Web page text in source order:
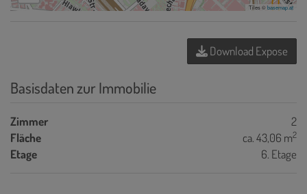
Tiles ©basemap.at
Download Expose
Basisdaten zur Immobilie
Zimmer
2
Fläche
ca. 43,06 m2
Etage 6. Etage